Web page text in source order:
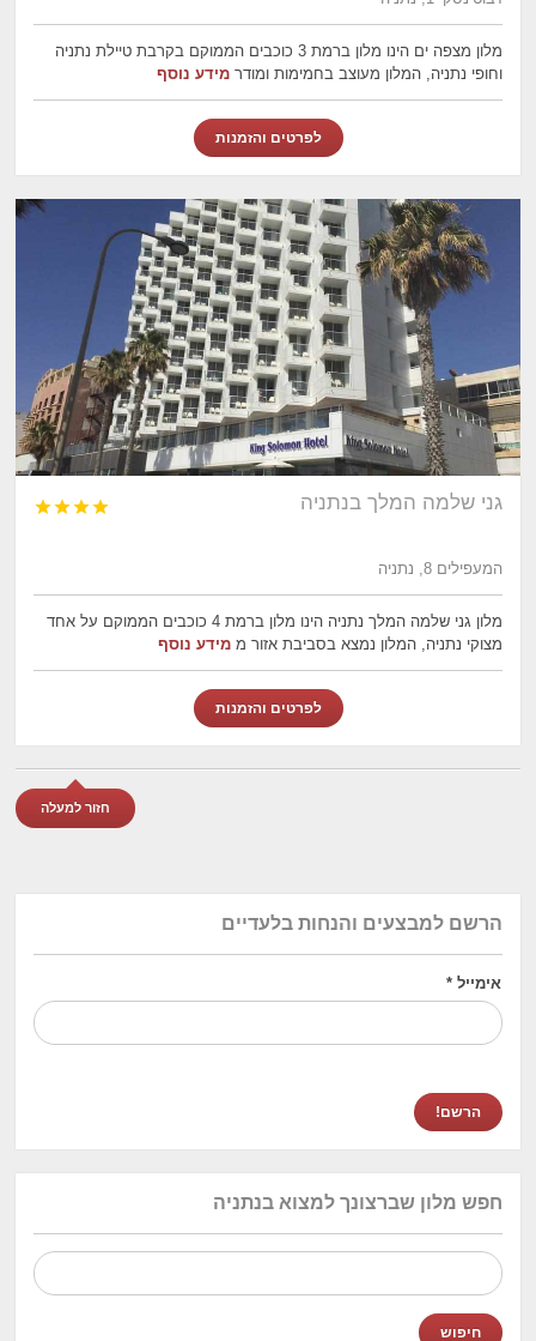
מלון מצפה ים הינו מלון ברמת 3 כוכבים הממוקם בקרבת טיילת נתניה
וחופי נתניה, המלון מעוצב בחמימות ומודרמידע נוסף
לפרטים והזמנות
גני שלמה המלך בנתניה 



המעפילים 8, נתניה
מלון גני שלמה המלך נתניה הינו מלון ברמת 4 כוכבים הממוקם על אחד
מצוקי נתניה, המלון נמצא בסביבת אזור ממידע נוסף
לפרטים והזמנות
חזור למעלה
הרשם למבצעים והנחות בלעדיים
אימייל*
חפש מלון שברצונך למצוא בנתניה
חיפוש: